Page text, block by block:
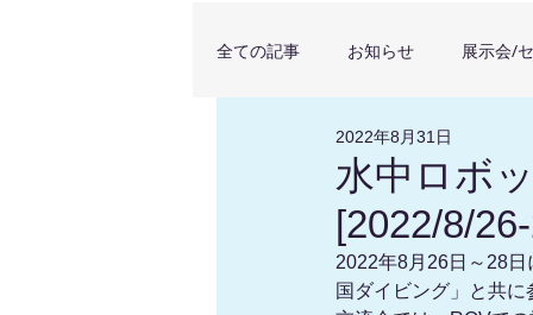
全ての記事 お知らせ 展示会/
導入顧客事例 Pointorama
水中ロボ
[2022/8/
2022年8月31日
2022年8月26日～28
国ダイビング」と共